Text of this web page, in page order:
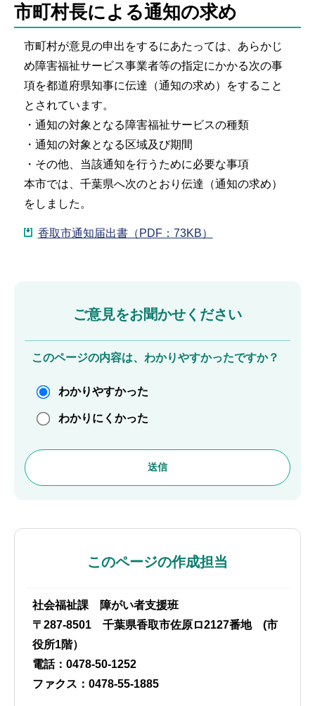
市町村長による通知の求め
市町村が意見の申出をするにあたっては、あらかじ
め障害福祉サービス事業者等の指定にかかる次の事
項を都道府県知事に伝達（通知の求め）をすること
とされています。
・通知の対象となる障害福祉サービスの種類
・通知の対象となる区域及び期間
・その他、当該通知を行うために必要な事項
本市では、千葉県へ次のとおり伝達（通知の求め）
をしました。
香取市通知届出書（PDF：73KB）
ご意見をお聞かせください
このページの内容は、わかりやすかったですか？
わかりやすかった
わかりにくかった
このページの作成担当
社会福祉課 障がい者支援班
〒287-8501 千葉県香取市佐原ロ2127番地 (市
役所1階）
電話：0478-50-1252
ファクス：0478-55-1885